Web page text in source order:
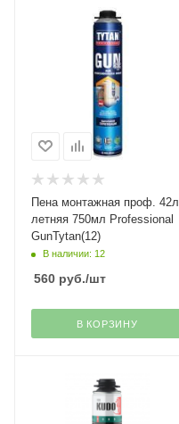
Пена монтажная проф. 42л
летняя 750мл Professional
GunTytan(12)
В наличии: 12
560 руб./шт
В КОРЗИНУ